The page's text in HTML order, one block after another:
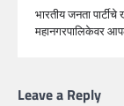
भारतीय जनता
महानगरपालिकेवर
Leave a Reply